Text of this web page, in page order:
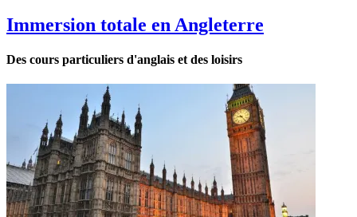
Immersion totale en Angleterre
Des cours particuliers d'anglais et des loisirs